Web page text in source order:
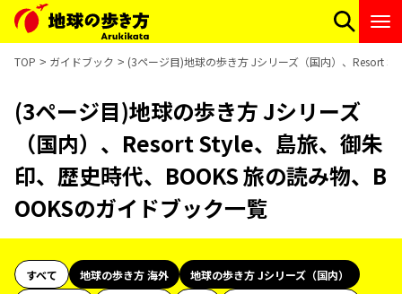
TOP ガイドブック (3ページ目)地球の歩き方 Jシリーズ（国内）、Resort
(3ページ目)地球の歩き方 Jシリーズ
（国内）、Resort Style、島旅、御朱
印、歴史時代、BOOKS 旅の読み物、B
OOKSのガイドブック一覧
すべて 地球の歩き方 海外
地球の歩き方 Jシリーズ（国内）